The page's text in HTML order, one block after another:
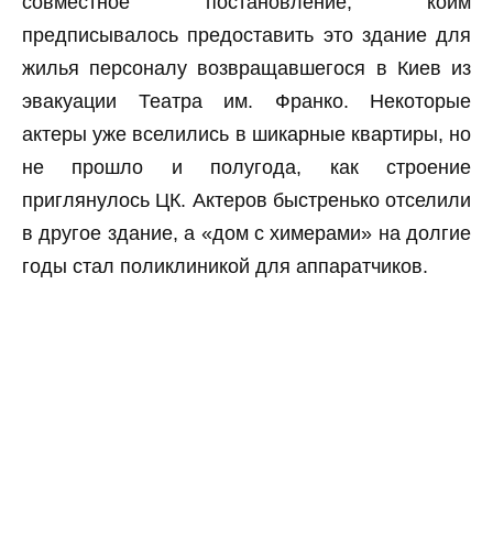
предписывалось предоставить это здание для
жилья персоналу возвращавшегося в Киев из
эвакуации Театра им. Франко. Некоторые
актеры уже вселились в шикарные квартиры, но
не прошло и полугода, как строение
приглянулось ЦК. Актеров быстренько отселили
в другое здание, а «дом с химерами» на долгие
годы стал поликлиникой для аппаратчиков.